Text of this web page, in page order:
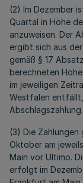
(2) Im Dezember
Quartal in Höhe
anzuweisen. Der
ergibt sich aus
gemäß § 17
berechneten
im jeweiligen
Westfalen
Abschlagszahlung.
(3) Die
Oktober am
Main vor Ultimo.
erfolgt im